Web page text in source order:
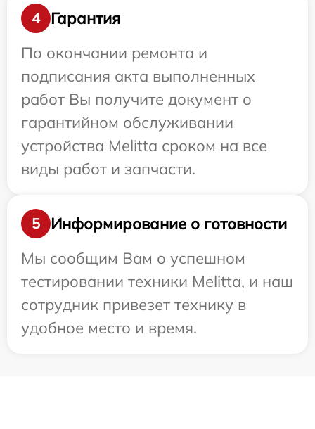
4
Гарантия
По окончании ремонта и
подписания акта выполненных
работ Вы получите документ о
гарантийном обслуживании
устройства Melitta сроком на все
виды работ и запчасти.
5
Информирование о готовности
Мы сообщим Вам о успешном
тестировании техники Melitta, и наш
сотрудник привезет технику в
удобное место и время.